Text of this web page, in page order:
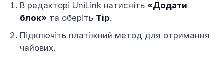
В редакторі UniLink натисніть «Додати
блок» та оберіть Tip.
Підключіть платіжний метод для отримання
чайових.